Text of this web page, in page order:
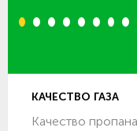
1 2 3 4 5 6 7 8
КАЧЕСТВО ГАЗА
Качество